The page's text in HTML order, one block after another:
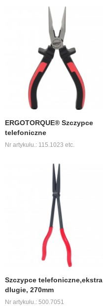
ERGOTORQUE® Szczypce
telefoniczne
Nr artykułu.: 115.1023 etc.
Szczypce telefoniczne,ekstra
dlugie, 270mm
Nr artykułu.: 500.7051